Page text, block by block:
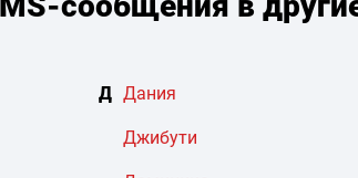
Д Дания
Джибути